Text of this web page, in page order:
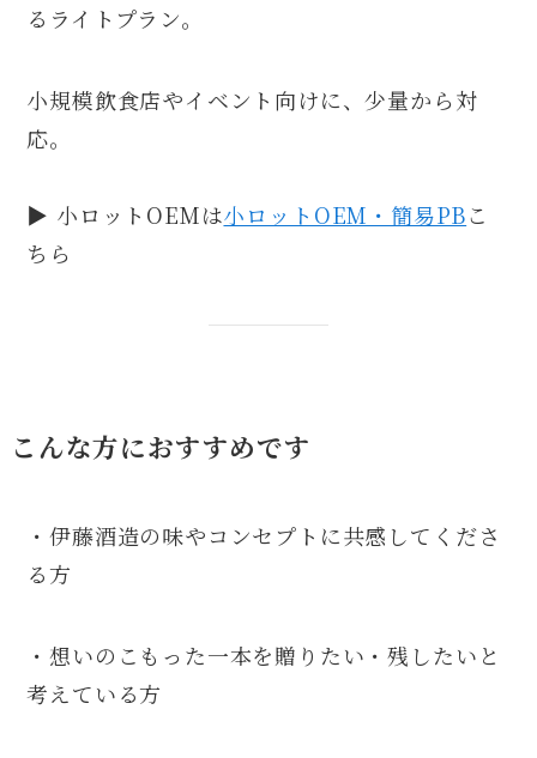
るライトプラン。
小規模飲食店やイベント向けに、少量から対
応。
▶︎ 小ロットOEMは小ロットOEM・簡易PBこ
ちら
こんな方におすすめです
・伊藤酒造の味やコンセプトに共感してくださ
る方
・想いのこもった一本を贈りたい・残したいと
考えている方